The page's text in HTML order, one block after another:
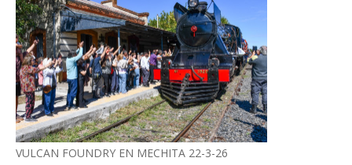
VULCAN FOUNDRY EN MECHITA 22-3-26